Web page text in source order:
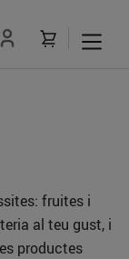
fruites i
al teu gust, i
productes